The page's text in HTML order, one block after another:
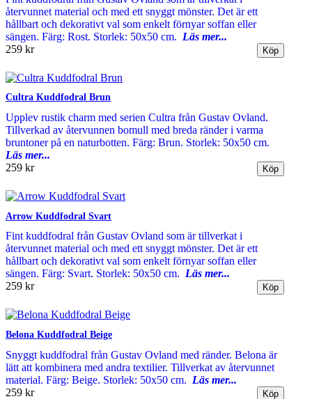
återvunnet material och med ett snyggt mönster. Det är ett
hållbart och dekorativt val som enkelt förnyar soffan eller
sängen. Färg: Rost. Storlek: 50x50 cm. Läs mer...
259 kr
Cultra Kuddfodral Brun
Upplev rustik charm med serien Cultra från Gustav Ovland.
Tillverkad av återvunnen bomull med breda ränder i varma
bruntoner på en naturbotten. Färg: Brun. Storlek: 50x50 cm.
Läs mer...
259 kr
Arrow Kuddfodral Svart
Fint kuddfodral från Gustav Ovland som är tillverkat i
återvunnet material och med ett snyggt mönster. Det är ett
hållbart och dekorativt val som enkelt förnyar soffan eller
sängen. Färg: Svart. Storlek: 50x50 cm. Läs mer...
259 kr
Belona Kuddfodral Beige
Snyggt kuddfodral från Gustav Ovland med ränder. Belona är
lätt att kombinera med andra textilier. Tillverkat av återvunnet
material. Färg: Beige. Storlek: 50x50 cm. Läs mer...
259 kr